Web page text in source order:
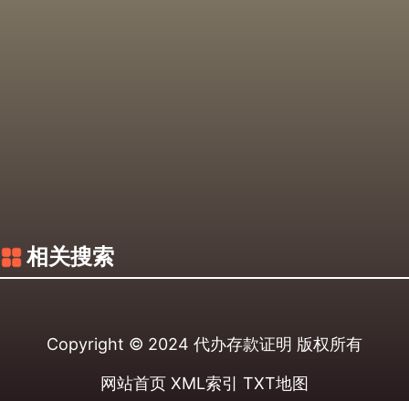
相关搜索
Copyright © 2024 代办存款证明 版权所有
网站首页 XML索引 TXT地图